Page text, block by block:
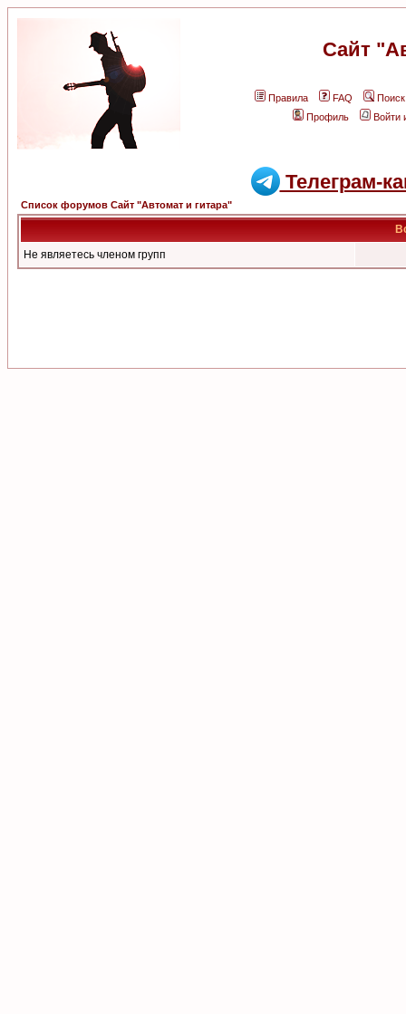
Сайт
Правила FAQ
Поиск
Профиль
Войти
Телеграм-
Список форумов Сайт "Автомат и гитара"
Не являетесь членом групп